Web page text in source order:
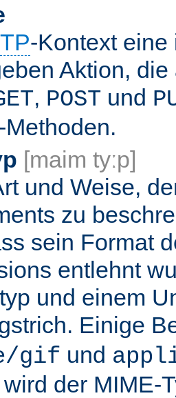
-Kontext eine
Aktion,
, POST und
[maim tyːp]
und Weise,
zu
sein Format
entlehnt
und einem
Einige
gif und
der MIME-